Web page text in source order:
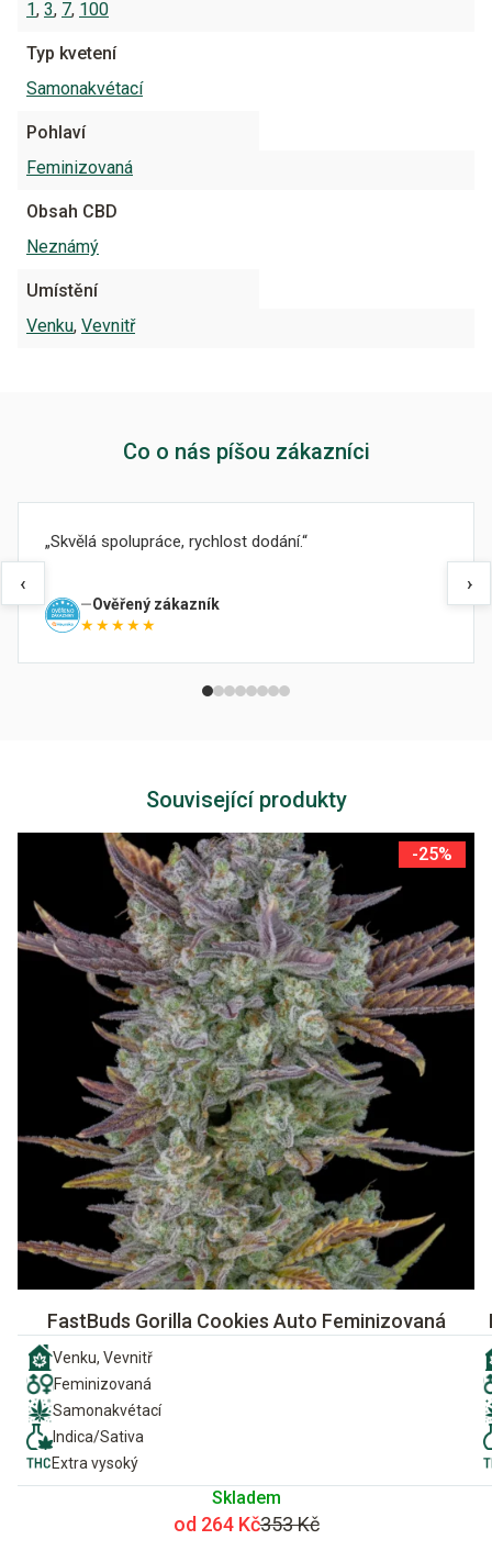
1, 3, 7, 100
Typ kvetení
Samonakvétací
Pohlaví
Feminizovaná
Obsah CBD
Neznámý
Umístění
Venku, Vevnitř
Co o nás píšou zákazníci
‹
Skvělá spolupráce, rychlost dodání.
Ověřený zákazník
★★★★★
›
Související produkty
-25%
FastBuds Gorilla Cookies Auto Feminizovaná
Venku, Vevnitř
Feminizovaná
Samonakvétací
Indica/Sativa
Extra vysoký
Skladem
od 264 Kč353 Kč